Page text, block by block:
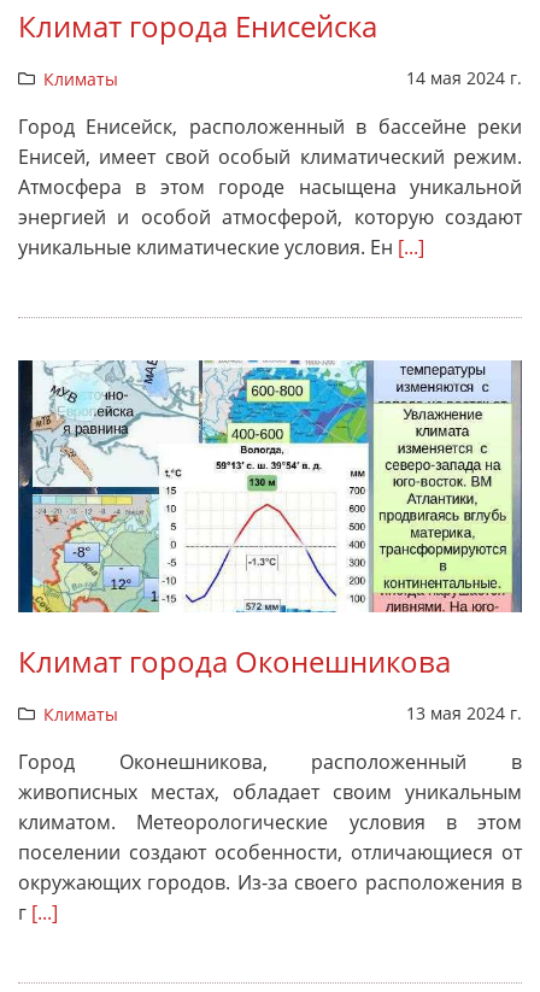
Климат города Енисейска
Климаты 14 мая 2024 г.
Город Енисейск, расположенный в бассейне реки
Енисей, имеет свой особый климатический режим.
Атмосфера в этом городе насыщена уникальной
энергией и особой атмосферой, которую создают
уникальные климатические условия. Ен [...]
Климат города Оконешникова
Климаты 13 мая 2024 г.
Город Оконешникова, расположенный в
живописных местах, обладает своим уникальным
климатом. Метеорологические условия в этом
поселении создают особенности, отличающиеся от
окружающих городов. Из-за своего расположения в
г [...]